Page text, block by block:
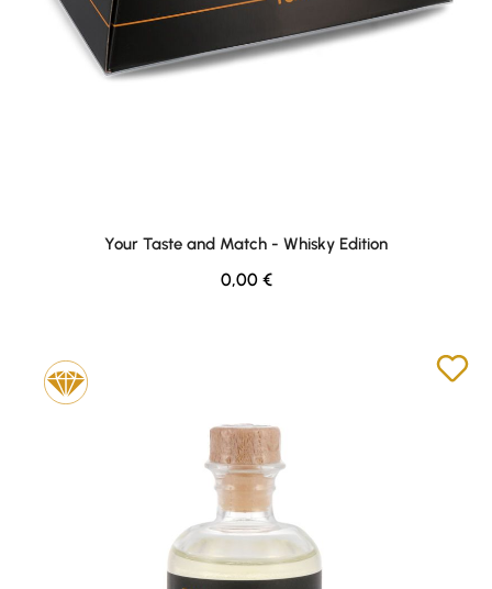
Your Taste and Match - Whisky Edition
Regulärer Preis:
0,00 €